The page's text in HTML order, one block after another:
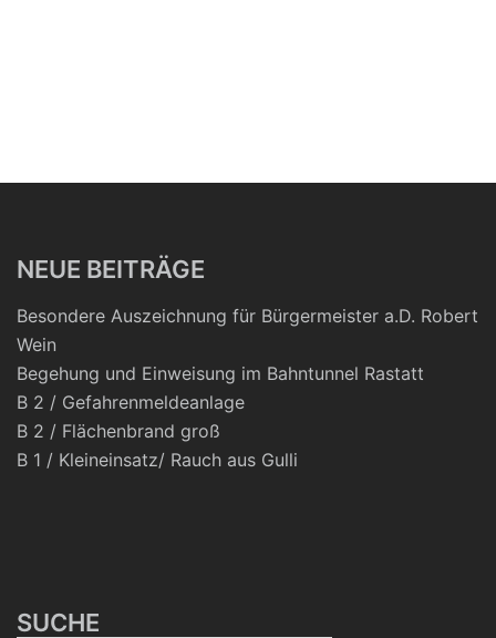
NEUE BEITRÄGE
Besondere Auszeichnung für Bürgermeister a.D. Robert
Wein
Begehung und Einweisung im Bahntunnel Rastatt
B 2 / Gefahrenmeldeanlage
B 2 / Flächenbrand groß
B 1 / Kleineinsatz/ Rauch aus Gulli
SUCHE